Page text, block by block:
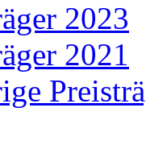
2023
2021